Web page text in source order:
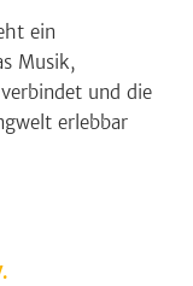
ein
Musik,
und die
erlebbar